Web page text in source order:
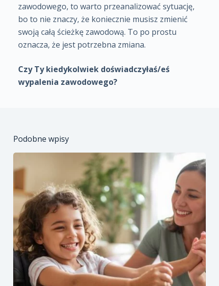
zawodowego, to warto przeanalizować sytuację,
bo to nie znaczy, że koniecznie musisz zmienić
swoją całą ścieżkę zawodową. To po prostu
oznacza, że jest potrzebna zmiana.
Czy Ty kiedykolwiek doświadczyłaś/eś
wypalenia zawodowego?
Podobne wpisy